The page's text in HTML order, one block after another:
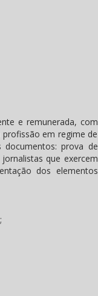
e remunerada, com
em regime de
prova de
que exercem
dos elementos